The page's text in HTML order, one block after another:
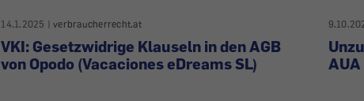
14.1.2025 |verbraucherrecht.at
VKI: Gesetzwidrige Klauseln in den AGB
von Opodo (Vacaciones eDreams SL)
AUA